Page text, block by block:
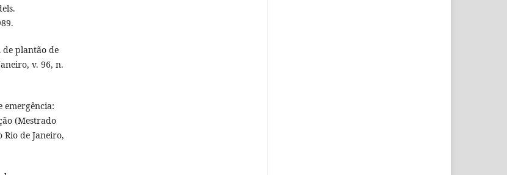
de plantão de
v. 96, n.
emergência:
(Mestrado
Rio de Janeiro,